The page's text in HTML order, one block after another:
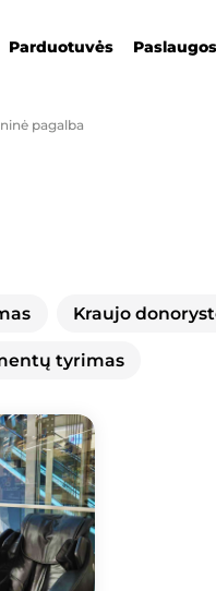
Parduotuvės Paslaugos
pagalba
Kraujo
tyrimas